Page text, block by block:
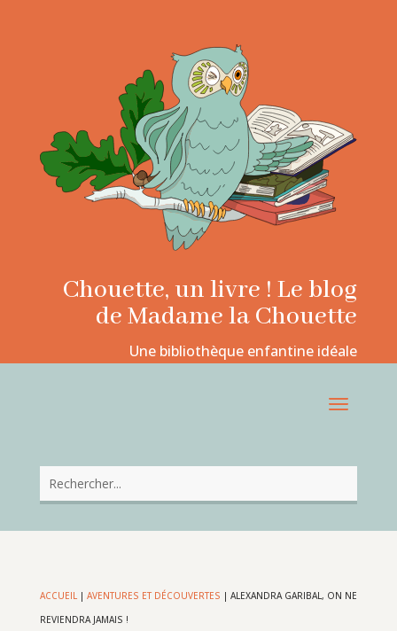
Chouette, un livre ! Le blog
de Madame la Chouette
Une bibliothèque enfantine idéale
ACCUEIL| AVENTURES ET DÉCOUVERTES | ALEXANDRA GARIBAL, ON NE
REVIENDRA JAMAIS !